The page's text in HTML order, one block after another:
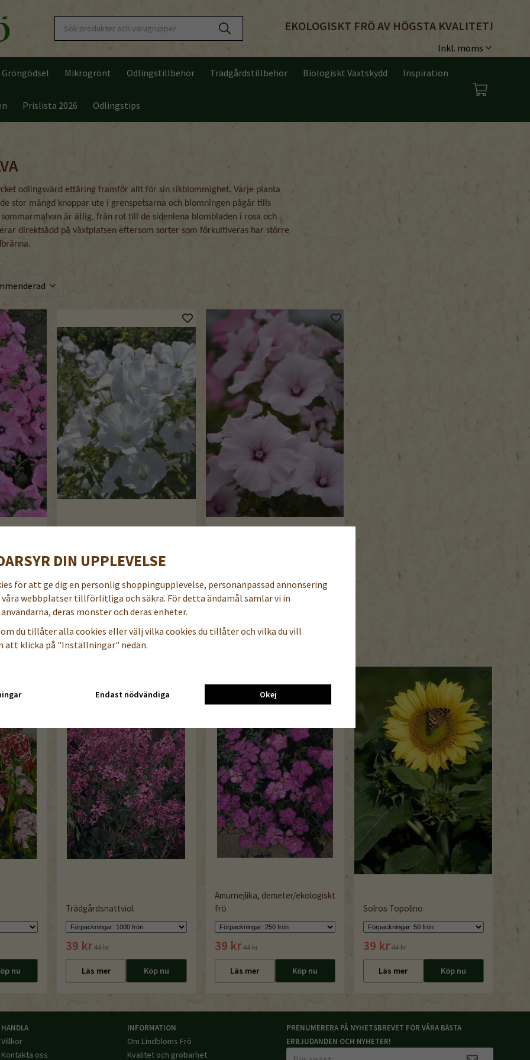
EKOLOGISKT FRÖ AV HÖGSTA KVALITET!
Gröngödsel Mikrogrönt Odlingstillbehör Trädgårdstillbehör Biologiskt Växtskydd Inspiration
Prislista 2026 Odlingstips
odlingsvärd ettåring framför allt för sin rikblommighet. Varje planta
stor mängd knoppar ute i grenspetsarna och blomningen pågår tills
är ätlig, från rot till de sidenlena blombladen i rosa och
direktsådd på växtplatsen eftersom sorter som förkultiveras har större
nu Läs mer Köp nu Läs mer
nu
Trädgårdsnattviol
39 kr 44 kr
Läs mer Köp nu
Amurnejlika, demeter/ekologiskt
frö
39 kr 44 kr
Läs mer Köp nu
Solros Topolino
39 kr 44 kr
Läs mer Köp nu
HANDLA
Villkor
Kontakta oss
INFORMATION
Om Lindbloms Frö
Kvalitet och grobarhet
PRENUMERERA PÅ NYHETSBREVET FÖR VÅRA BÄSTA
ERBJUDANDEN OCH NYHETER!
DIN UPPLEVELSE
för att ge dig en personlig shoppingupplevelse, personanpassad annonsering
webbplatser tillförlitliga och säkra. För detta ändamål samlar vi in
deras mönster och deras enheter.
du tillåter alla cookies eller välj vilka cookies du tillåter och vilka du vill
att klicka på "Inställningar" nedan.
Endast nödvändiga Okej